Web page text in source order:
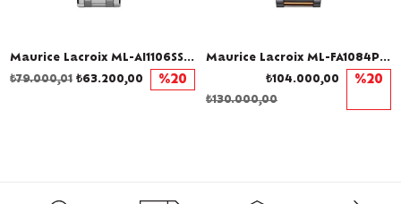
Maurice Lacroix ML-AI1106SS002430-1 Kadın Kol Saati
₺63.200,00
₺79.000,01 %20
Maurice Lacroix ML-FA1084PVP13150-1 Pırlantalı Kadın Kol Saati
₺104.000,00
₺130.000,00
%20